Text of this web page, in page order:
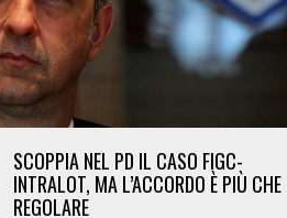
SCOPPIA NEL PD IL CASO FIGC-
INTRALOT, MA L’ACCORDO È PIÙ CHE
REGOLARE